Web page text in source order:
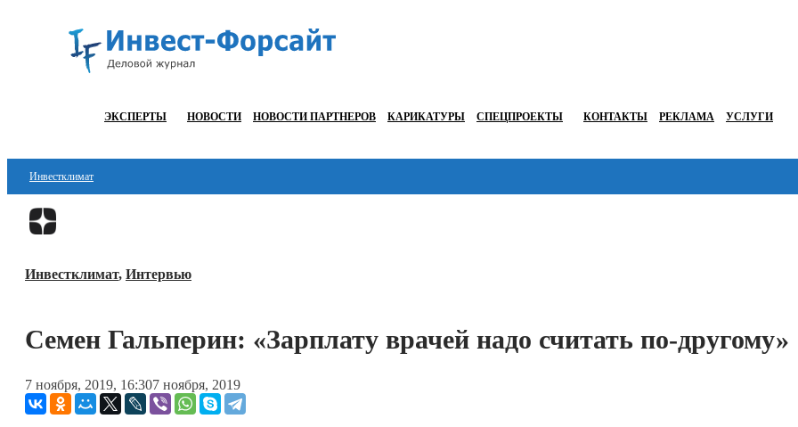
ЭКСПЕРТЫ НОВОСТИ НОВОСТИ ПАРТНЕРОВ КАРИКАТУРЫ СПЕЦПРОЕКТЫ КОНТАКТЫ РЕКЛАМА УСЛУГИ
Инвестклимат
Финансы
Блокчейн
ESG
Инвестклимат, Интервью
Семен Гальперин: «Зарплату врачей надо считать по-другому»
7 ноября, 2019, 16:307 ноября, 2019